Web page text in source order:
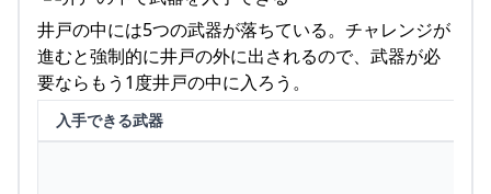
井戸の中には5つの武器が落ちている。チャレンジが
進むと強制的に井戸の外に出されるので、武器が必
要ならもう1度井戸の中に入ろう。
入手できる武器